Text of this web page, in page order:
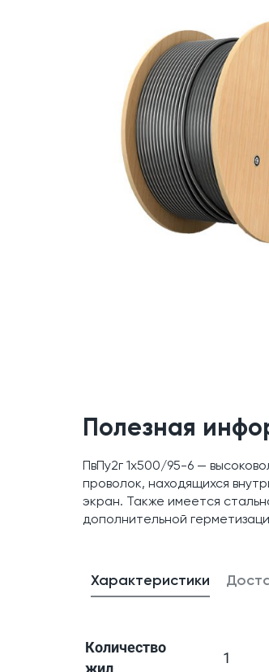
Полезная
ПвПу2г 1x500/95-6 —
проволок, находящихся
экран. Также имеется
дополнительной
Характеристики
Количество
жил
1